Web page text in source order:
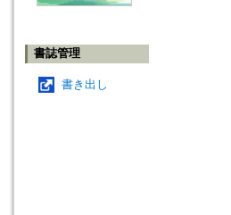
書誌管理
書き出し